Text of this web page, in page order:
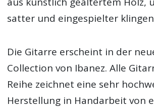
satter und eingespielter klingen
Die Gitarre erscheint in der
Collection von Ibanez. Alle
Reihe zeichnet eine sehr
Herstellung in Handarbeit von